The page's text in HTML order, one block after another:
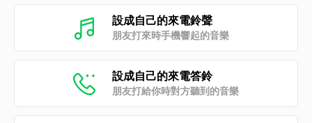
設成自己的來電鈴聲
朋友打來時手機響起的音樂
設成自己的來電答鈴
朋友打給你時對方聽到的音樂